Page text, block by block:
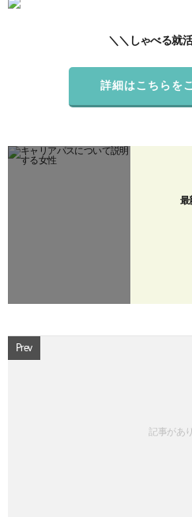
＼＼しゃべる就
詳細はこちらを
最
Prev
記事があ